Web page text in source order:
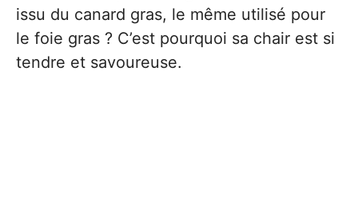
issu du canard gras, le même utilisé pour
le foie gras ? C’est pourquoi sa chair est si
tendre et savoureuse.